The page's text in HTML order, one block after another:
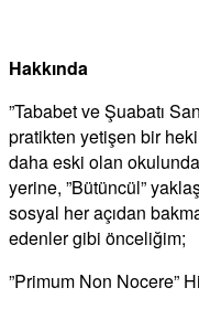
Hakkında
”Tababet ve Şuabatı
pratikten yetişen bir
daha eski olan
yerine, ”Bütüncül”
sosyal her açıdan
edenler gibi önceliğim;
”Primum Non Nocere”